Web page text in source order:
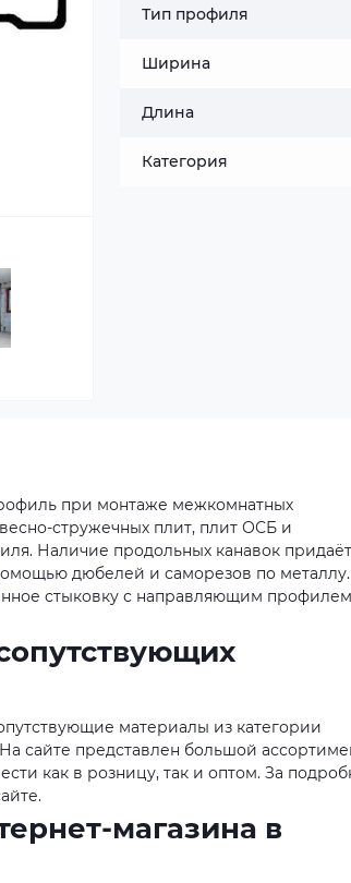
Тип профиля
Ширина
Длина
Категория
при монтаже межкомнатных
стружечных плит, плит ОСБ и
Наличие продольных канавок придаёт
дюбелей и саморезов по металлу.
стыковку с направляющим
материалы из категории
сайте представлен большой
как в розницу, так и оптом. За
магазина в